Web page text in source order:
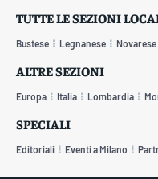
TUTTE LE SEZIONI
Bustese Legnanese Novarese
ALTRE SEZIONI
Europa Italia Lombardia
SPECIALI
Editoriali Eventi a Milano